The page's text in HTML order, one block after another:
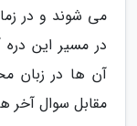
می شوند و در
در مسیر این
آن ها در زبان
مقابل سوال آخر